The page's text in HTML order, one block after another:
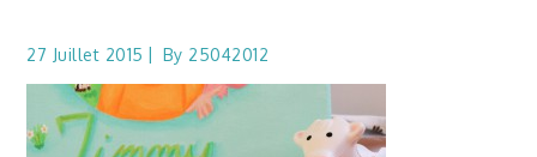
27 Juillet 2015 By 25042012